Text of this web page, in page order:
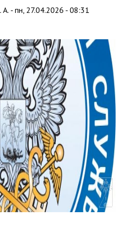
«О гербе
городского
нашего
нашего
города
Партизанск
копи
125 лет. Город в
– с пристрастием»
А. - пн, 27.04.2026 - 08:31